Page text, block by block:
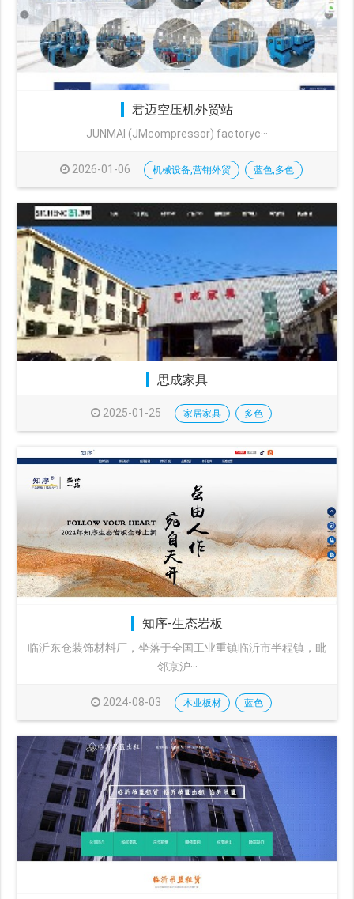
君迈空压机外贸站
JUNMAI (JMcompressor) factoryc···
2026-01-06 机械设备,营销外贸 蓝色,多色
思成家具
2025-01-25 家居家具 多色
知序-生态岩板
临沂东仓装饰材料厂，坐落于全国工业重镇临沂市半程镇，毗
邻京沪···
2024-08-03 木业板材 蓝色